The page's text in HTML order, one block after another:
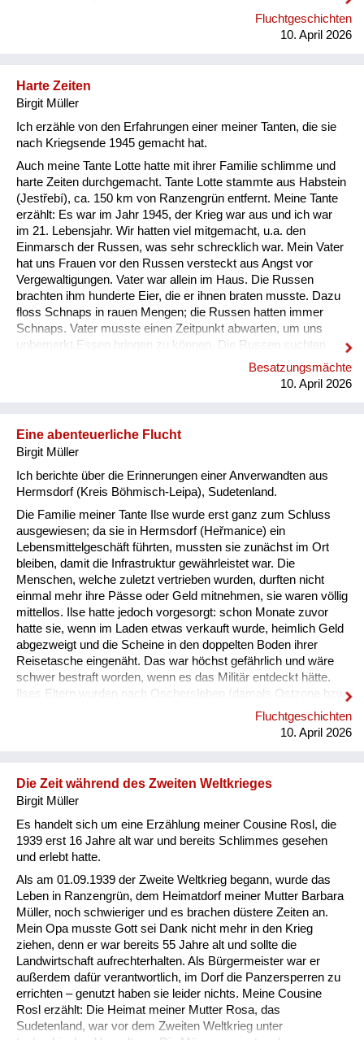
ein Lager gebracht. Das Vieh (Kühe, Ziegen, Hühner und
Schweine) blieb im Stall. Der Hund an der Kette bellte wie
verrückt. Mitnehmen durften wir 70 kg pro Person, es war ja
durften nur mitnehmen, was sie tragen konnten. Im Lager
blieben wir eine Woche unter widrigen Umständen. Die
sanitären Anlagen und Toilet...
Fluchtgeschichten
10. April 2026
Harte Zeiten
Birgit Müller
Ich erzähle von den Erfahrungen einer meiner Tanten, die sie
nach Kriegsende 1945 gemacht hat.
Auch meine Tante Lotte hatte mit ihrer Familie schlimme und
harte Zeiten durchgemacht. Tante Lotte stammte aus Habstein
(Jestřebí), ca. 150 km von Ranzengrün entfernt. Meine Tante
erzählt: Es war im Jahr 1945, der Krieg war aus und ich war
im 21. Lebensjahr. Wir hatten viel mitgemacht, u.a. den
Einmarsch der Russen, was sehr schrecklich war. Mein Vater
hat uns Frauen vor den Russen versteckt aus Angst vor
Vergewaltigungen. Vater war allein im Haus. Die Russen
brachten ihm hunderte Eier, die er ihnen braten musste. Dazu
floss Schnaps in rauen Mengen; die Russen hatten immer
Schnaps. Vater musste einen Zeitpunkt abwarten, um uns
unbemerkt Essen bringen zu können. Die Russen suchten
ständig nach Frauen – Vater musste vorsichtig sein. Als dann
die schreckliche Zeit mit den Russen vorbei war, kam das
Polizist zur Hausdurchsuchung. Er fand eine
Hakenkreuzfahne im Kleiderschra...
Besatzungsmächte
10. April 2026
Eine abenteuerliche Flucht
Birgit Müller
Ich berichte über die Erinnerungen einer Anverwandten aus
Hermsdorf (Kreis Böhmisch-Leipa), Sudetenland.
Die Familie meiner Tante Ilse wurde erst ganz zum Schluss
ausgewiesen; da sie in Hermsdorf (Heřmanice) ein
Lebensmittelgeschäft führten, mussten sie zunächst im Ort
bleiben, damit die Infrastruktur gewährleistet war. Die
Menschen, welche zuletzt vertrieben wurden, durften nicht
einmal mehr ihre Pässe oder Geld mitnehmen, sie waren völlig
mittellos. Ilse hatte jedoch vorgesorgt: schon Monate zuvor
hatte sie, wenn im Laden etwas verkauft wurde, heimlich Geld
abgezweigt und die Scheine in den doppelten Boden ihrer
Reisetasche eingenäht. Das war höchst gefährlich und wäre
schwer bestraft worden, wenn es das Militär entdeckt hätte.
Ilses Eltern wurden nach Oschersleben (damals Ostzone bzw.
DDR) verbracht, aber Tante Ilse entschloss sich vorher zu
einer abenteuerlichen und lebensgefährlichen Flucht über die
Grenze nach Westdeutschland: Sie fuhr mit einem LKW mit
geben. Der Fahrer schmiss Ilse auf der Anhöhe eines Berges
kurzerhan...
Fluchtgeschichten
10. April 2026
Die Zeit während des Zweiten Weltkrieges
Birgit Müller
Es handelt sich um eine Erzählung meiner Cousine Rosl, die
1939 erst 16 Jahre alt war und bereits Schlimmes gesehen
und erlebt hatte.
Als am 01.09.1939 der Zweite Weltkrieg begann, wurde das
Leben in Ranzengrün, dem Heimatdorf meiner Mutter Barbara
Müller, noch schwieriger und es brachen düstere Zeiten an.
Mein Opa musste Gott sei Dank nicht mehr in den Krieg
ziehen, denn er war bereits 55 Jahre alt und sollte die
Landwirtschaft aufrechterhalten. Als Bürgermeister war er
außerdem dafür verantwortlich, im Dorf die Panzersperren zu
errichten – genutzt haben sie leider nichts. Meine Cousine
Rosl erzählt: Die Heimat meiner Mutter Rosa, das
Sudetenland, war vor dem Zweiten Weltkrieg unter